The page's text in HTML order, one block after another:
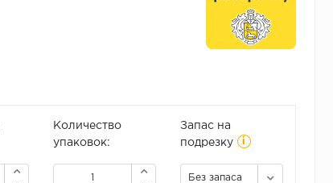
Количество
упаковок:
Запас на
подрезку
i
Без запаса